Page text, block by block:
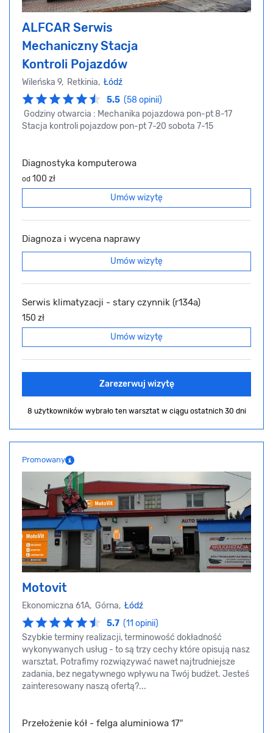
ALFCAR Serwis
Mechaniczny Stacja
Kontroli Pojazdów
Wileńska 9, Retkinia, Łódź
5.5 (58 opinii)
Godziny otwarcia : Mechanika pojazdowa pon-pt 8-17
Stacja kontroli pojazdow pon-pt 7-20 sobota 7-15
Diagnostyka komputerowa
od 100 zł
Umów wizytę
Diagnoza i wycena naprawy
Umów wizytę
Serwis klimatyzacji - stary czynnik (r134a)
150 zł
Umów wizytę
Zarezerwuj wizytę
8 użytkowników wybrało ten warsztat w ciągu ostatnich 30 dni
Promowany
Motovit
Ekonomiczna 61A, Górna, Łódź
5.7 (11 opinii)
Szybkie terminy realizacji, terminowość dokładność
wykonywanych usług - to są trzy cechy które opisują nasz
warsztat. Potrafimy rozwiązywać nawet najtrudniejsze
zadania, bez negatywnego wpływu na Twój budżet. Jesteś
zainteresowany naszą ofertą?...
Przełożenie kół - felga aluminiowa 17″